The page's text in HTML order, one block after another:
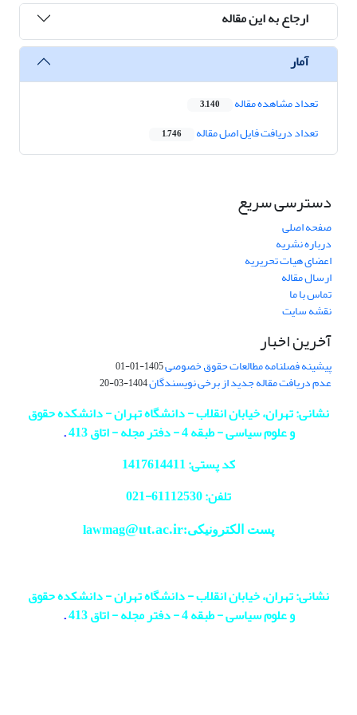
ارجاع به این مقاله
آمار
تعداد مشاهده مقاله 3,140
تعداد دریافت فایل اصل مقاله 1,746
دسترسی سریع
صفحه اصلی
درباره نشریه
اعضای هیات تحریریه
ارسال مقاله
تماس با ما
نقشه سایت
آخرین اخبار
پیشینه فصلنامه مطالعات حقوق خصوصی1405-01-01
عدم دریافت مقاله جدید از برخی نویسندگان1404-03-20
نشانی: تهران، خیابان انقلاب - دانشگاه تهران - دانشکده حقوق
و علوم سیاسی - طبقه 4 - دفتر مجله - اتاق 413
.
کد پستی: 1417614411
تلفن: 61112530-
021
پست الکترونیکی:lawmag@ut.ac.ir
نشانی: تهران، خیابان انقلاب - دانشگاه تهران - دانشکده حقوق
و علوم سیاسی - طبقه 4 - دفتر مجله - اتاق 413
.